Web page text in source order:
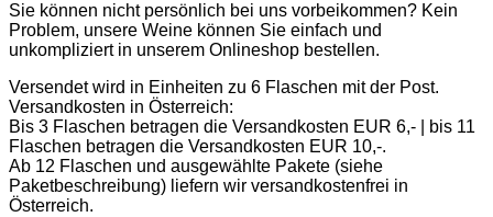
Sie können nicht persönlich bei uns vorbeikommen? Kein
Problem, unsere Weine können Sie einfach und
unkompliziert in unserem Onlineshop bestellen.
Versendet wird in Einheiten zu 6 Flaschen mit der Post.
Versandkosten in Österreich:
Bis 3 Flaschen betragen die Versandkosten EUR 6,- | bis 11
Flaschen betragen die Versandkosten EUR 10,-.
Ab 12 Flaschen und ausgewählte Pakete (siehe
Paketbeschreibung) liefern wir versandkostenfrei in
Österreich.